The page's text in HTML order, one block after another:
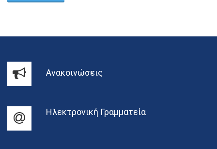
Ανακοινώσεις
Ηλεκτρονική Γραμματεία